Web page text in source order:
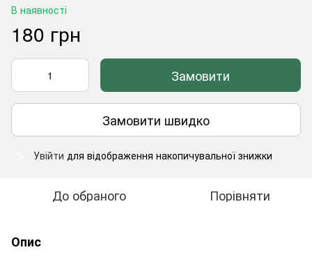
В наявності
180 грн
Замовити
Замовити швидко
Увійти для відображення накопичувальної знижки
До обраного Порівняти
Опис